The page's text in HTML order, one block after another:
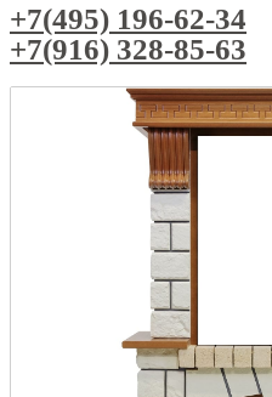
+7(495) 196-62-34
+7(916) 328-85-63